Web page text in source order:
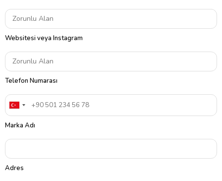
Websitesi veya Instagram
Telefon Numarası
Marka Adı
Adres